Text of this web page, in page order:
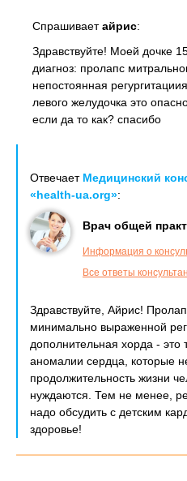
Спрашиваетайрис:
Здравствуйте! Моей дочке
диагноз: пролапс
непостоянная
левого желудочка это
если да то как? спасибо
Отвечает Медицинский
«health-ua.org»:
Врач общей
Информация о
Все ответы
Здравствуйте, Айрис!
минимально выраженной
дополнительная хорда -
аномалии сердца, которые
продолжительность жизни
нуждаются. Тем не менее,
надо обсудить с детским
здоровье!